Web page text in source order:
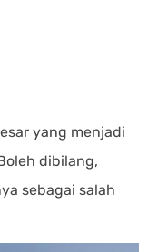
yang menjadi
dibilang,
sebagai salah